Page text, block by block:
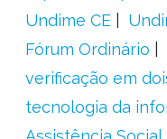
Undime CE
Fórum Ordinário
verificação em
tecnologia da